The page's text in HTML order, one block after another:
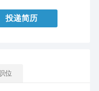
投递简历
位